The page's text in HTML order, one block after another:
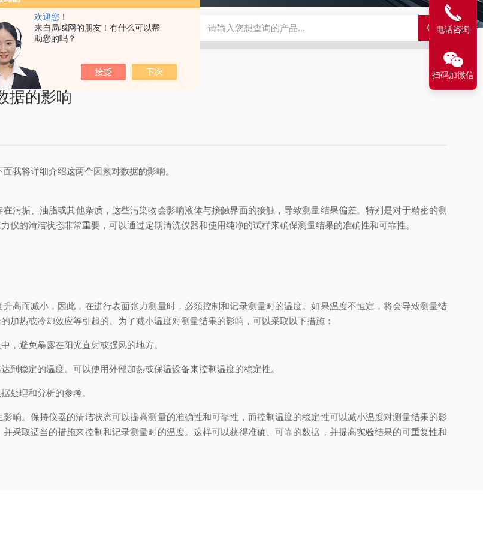
欢迎您！
来自局域网的朋友！有什么可以帮
助您的吗？
角测量仪（测量液晶屏款） 动态表面张力仪 TX500C PRO视频旋转滴界面张力仪 FST200A全自动表面张力仪
据的影响
将详细介绍这两个因素对数据的影响。
污垢、油脂或其他杂质，这些污染物会影响液体与接触界面的接触，导致测量结果偏差。特别是对于精密的测
的清洁状态非常重要，可以通过定期清洗仪器和使用纯净的试样来确保测量结果的准确性和可靠性。
而减小，因此，在进行表面张力测量时，必须控制和记录测量时的温度。如果温度不恒定，将会导致测量结
热或冷却效应等引起的。为了减小温度对测量结果的影响，可以采取以下措施：
避免暴露在阳光直射或强风的地方。
稳定的温度。可以使用外部加热或保温设备来控制温度的稳定性。
理和分析的参考。
。保持仪器的清洁状态可以提高测量的准确性和可靠性，而控制温度的稳定性可以减小温度对测量结果的影
采取适当的措施来控制和记录测量时的温度。这样可以获得准确、可靠的数据，并提高实验结果的可重复性和
电话咨询
扫码加微信